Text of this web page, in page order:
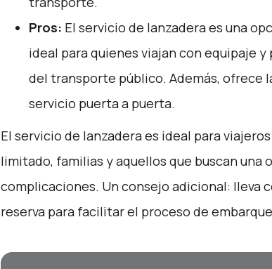
Pros: El servicio de lanzadera es una
ideal para quienes viajan con equipaje
del transporte público. Además, ofrece
servicio puerta a puerta.
El servicio de lanzadera es ideal para
limitado, familias y aquellos que buscan una
complicaciones. Un consejo adicional: lleva
reserva para facilitar el proceso de